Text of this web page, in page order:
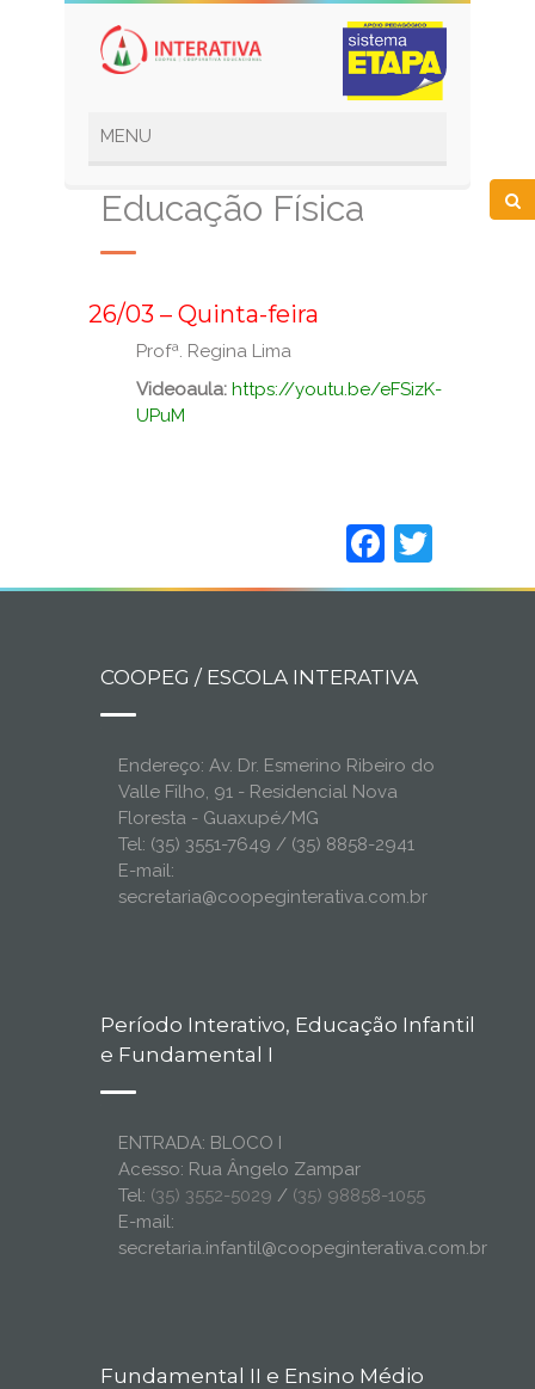
Educação Física
26/03 – Quinta-feira
Profª. Regina Lima
Videoaula: https://youtu.be/eFSizK-
UPuM
COOPEG / ESCOLA INTERATIVA
Endereço: Av. Dr. Esmerino Ribeiro do
Valle Filho, 91 - Residencial Nova
Floresta - Guaxupé/MG
Tel: (35) 3551-7649 / (35) 8858-2941
E-mail:
secretaria@coopeginterativa.com.br
Período Interativo, Educação Infantil
e Fundamental I
ENTRADA: BLOCO I
Acesso: Rua Ângelo Zampar
Tel: (35) 3552-5029 / (35) 98858-1055
E-mail:
secretaria.infantil@coopeginterativa.com.br
Fundamental II e Ensino Médio